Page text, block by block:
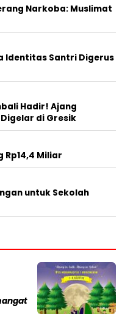
Narkoba: Muslimat
Identitas Santri Digerus
Hadir! Ajang
di Gresik
Rp14,4 Miliar
untuk Sekolah